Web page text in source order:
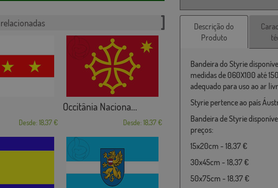
Desde: 18,37 €
Occitânia Naciona...
Desde: 18,37 €
Descrição do
Produto
Bandeira do Styrie
medidas de 060X100 até
adequado para uso ao ar
Styrie pertence ao país
Bandeira de Styrie
preços:
15x20cm - 18,37 €
30x45cm - 18,37 €
50x75cm - 18,37 €